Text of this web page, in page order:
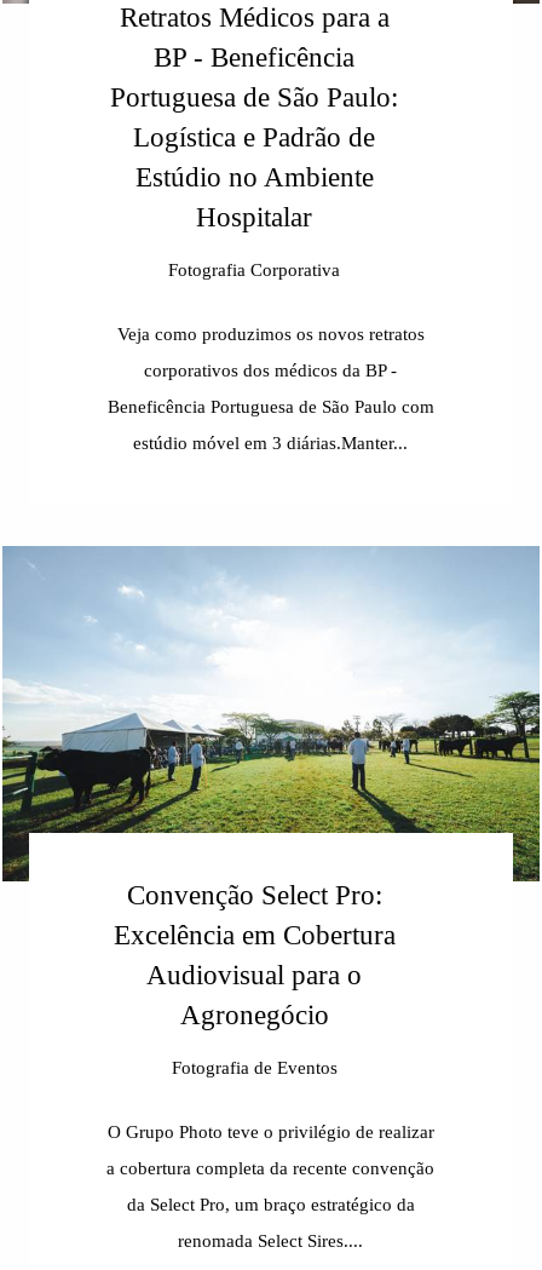
Retratos Médicos para a
BP - Beneficência
Portuguesa de São Paulo:
Logística e Padrão de
Estúdio no Ambiente
Hospitalar
Fotografia Corporativa
Veja como produzimos os novos retratos
corporativos dos médicos da BP -
Beneficência Portuguesa de São Paulo com
estúdio móvel em 3 diárias.Manter...
Convenção Select Pro:
Excelência em Cobertura
Audiovisual para o
Agronegócio
Fotografia de Eventos
O Grupo Photo teve o privilégio de realizar
a cobertura completa da recente convenção
da Select Pro, um braço estratégico da
renomada Select Sires....